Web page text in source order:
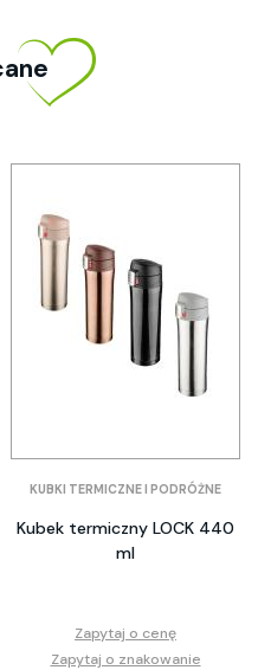
KUBKI TERMICZNE I PODRÓŻNE
Kubek termiczny LOCK 440
ml
Zapytaj o cenę
Zapytaj o znakowanie